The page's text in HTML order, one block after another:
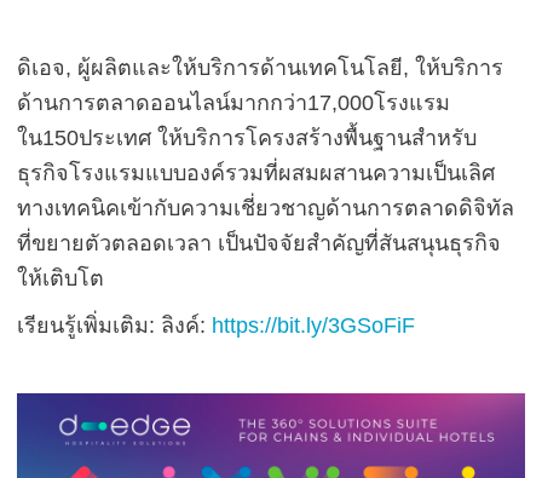
ดิเอจ, ผู้ผลิตและให้บริการด้านเทคโนโลยี, ให้บริการ
ด้านการตลาดออนไลน์มากกว่า17,000โรงแรม
ใน150ประเทศ ให้บริการโครงสร้างพื้นฐานสำหรับ
ธุรกิจโรงแรมแบบองค์รวมที่ผสมผสานความเป็นเลิศ
ทางเทคนิคเข้ากับความเชี่ยวชาญด้านการตลาดดิจิทัล
ที่ขยายตัวตลอดเวลา เป็นปัจจัยสำคัญที่สันสนุนธุรกิจ
ให้เติบโต
เรียนรู้เพิ่มเติม: ลิงค์: https://bit.ly/3GSoFiF